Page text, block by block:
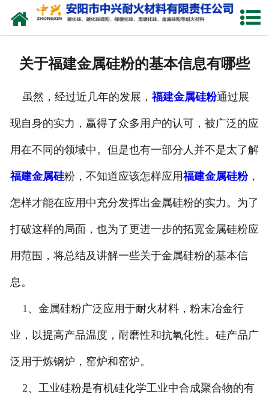
网站首页
联系我们
关于福建金属硅粉的基本信息有哪些
虽然，经过近几年的发展， 福建金属硅粉通过展
现自身的实力，赢得了众多用户的认可，被广泛的应
用在不同的领域中。但是也有一部分人并不是太了解
福建金属硅粉，不知道应该怎样应用福建金属硅粉，
怎样才能在应用中充分发挥出金属硅粉的实力。为了
打破这样的局面，也为了更进一步的拓宽金属硅粉应
用范围，将总结及讲解一些关于金属硅粉的基本信
息。
1、金属硅粉广泛应用于耐火材料，粉末冶金行
业，以提高产品温度，耐磨性和抗氧化性。硅产品广
泛用于炼钢炉，窑炉和窑炉。
2、工业硅粉是有机硅化学工业中合成聚合物的有